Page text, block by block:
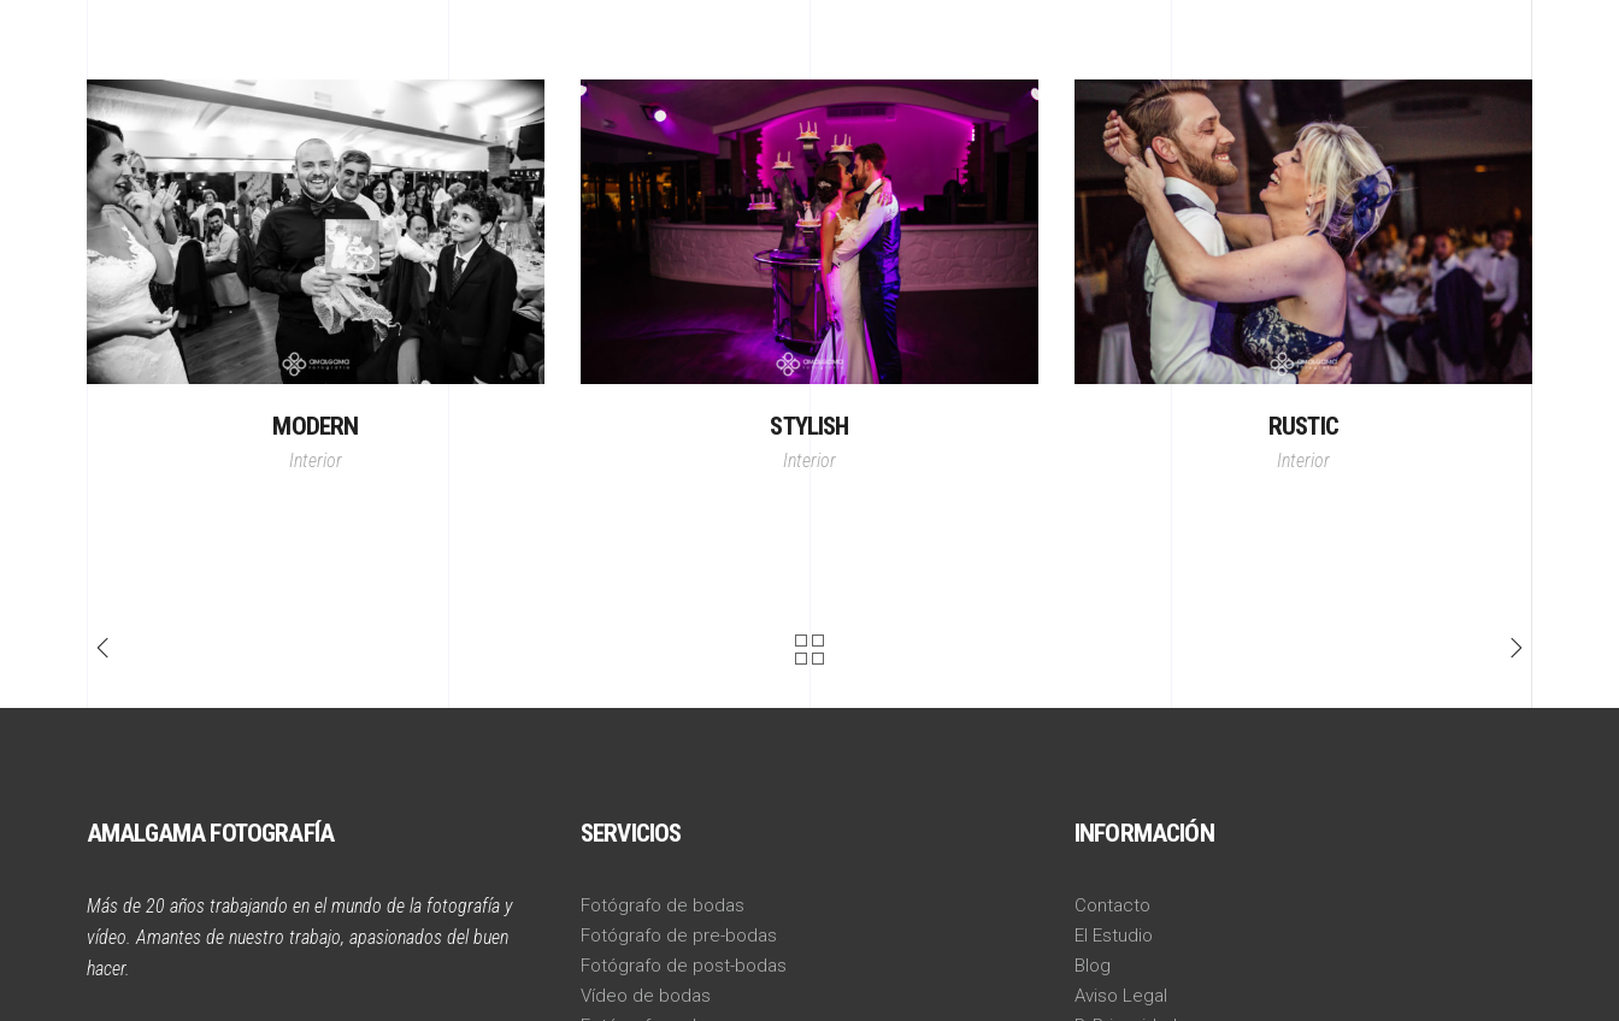
MODERN
Interior
STYLISH
Interior
RUSTIC
Interior
AMALGAMA FOTOGRAFÍA
Más de 20 años trabajando en el mundo de la fotografía y
vídeo. Amantes de nuestro trabajo, apasionados del buen
hacer.
SERVICIOS
Fotógrafo de bodas
Fotógrafo de pre-bodas
Fotógrafo de post-bodas
Vídeo de bodas
INFORMACIÓN
Contacto
El Estudio
Blog
Aviso Legal